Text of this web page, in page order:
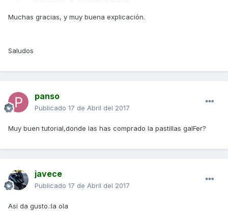
Muchas gracias, y muy buena explicación.
Saludos
panso
Publicado 17 de Abril del 2017
Muy buen tutorial,donde las has comprado la pastillas galFer?
javece
Publicado 17 de Abril del 2017
Asi da gusto.:la ola